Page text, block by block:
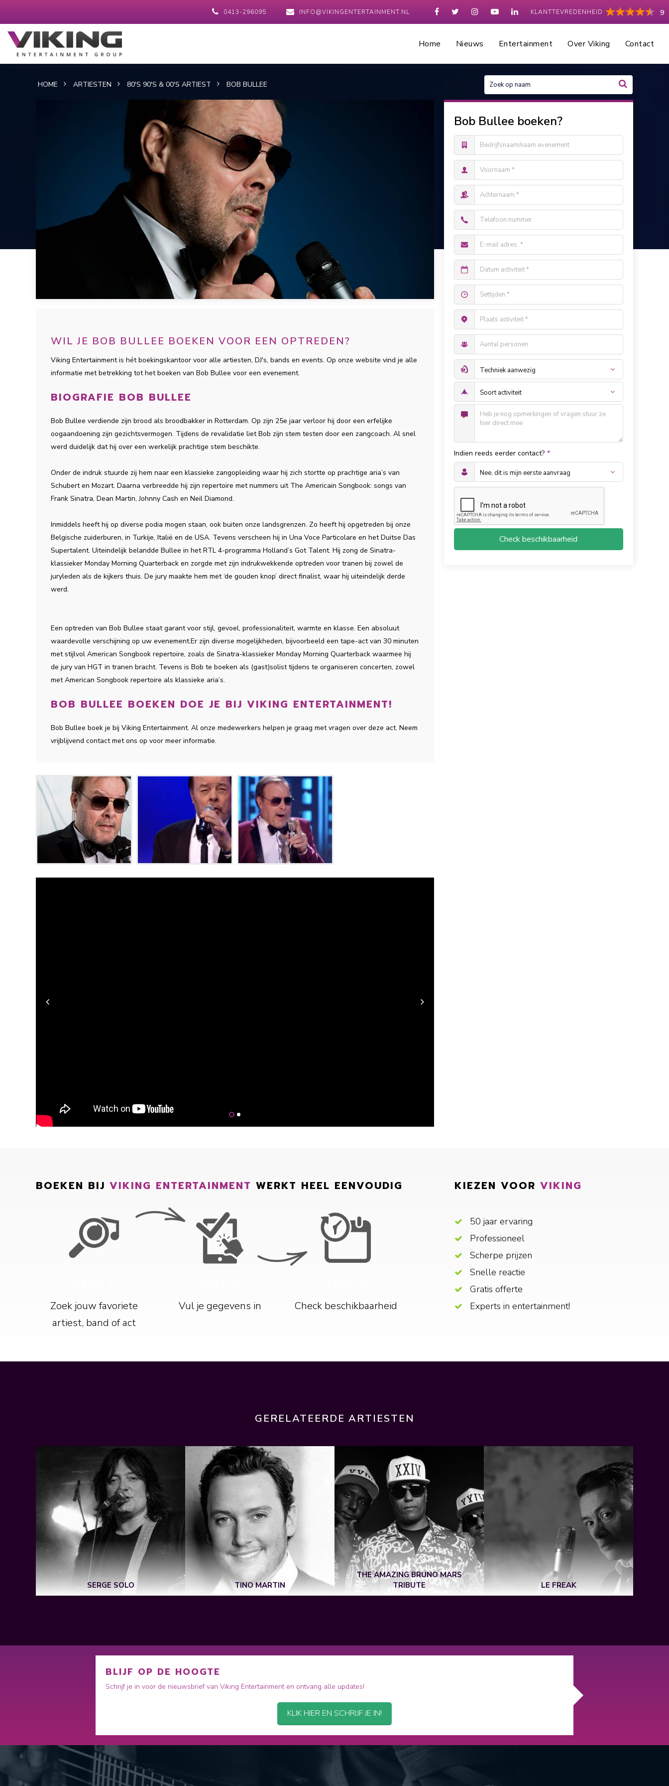
KLANTTEVREDENHEID 9
0413-296095 INFO@VIKINGENTERTAINMENT.NL
Home Nieuws Entertainment Over Viking Contact
HOME ARTIESTEN 80'S 90'S & 00'S ARTIEST BOB BULLEE
WIL JE BOB BULLEE BOEKEN VOOR EEN OPTREDEN?
Viking Entertainment is hét boekingskantoor voor alle artiesten, DJ's, bands en events. Op onze website vind je alle
informatie met betrekking tot het boeken van Bob Bullee voor een evenement.
BIOGRAFIE BOB BULLEE
Bob Bullee verdiende zijn brood als broodbakker in Rotterdam. Op zijn 25e jaar verloor hij door een erfelijke
oogaandoening zijn gezichtsvermogen. Tijdens de revalidatie liet Bob zijn stem testen door een zangcoach. Al snel
werd duidelijk dat hij over een werkelijk prachtige stem beschikte.
Onder de indruk stuurde zij hem naar een klassieke zangopleiding waar hij zich stortte op prachtige aria’s van
Schubert en Mozart. Daarna verbreedde hij zijn repertoire met nummers uit The Americain Songbook: songs van
Frank Sinatra, Dean Martin, Johnny Cash en Neil Diamond.
Inmiddels heeft hij op diverse podia mogen staan, ook buiten onze landsgrenzen. Zo heeft hij opgetreden bij onze
Belgische zuiderburen, in Turkije, Italië en de USA. Tevens verscheen hij in Una Voce Particolare en het Duitse Das
Supertalent. Uiteindelijk belandde Bullee in het RTL 4-programma Holland’s Got Talent. Hij zong de Sinatra-
klassieker Monday Morning Quarterback en zorgde met zijn indrukwekkende optreden voor tranen bij zowel de
juryleden als de kijkers thuis. De jury maakte hem met ‘de gouden knop’ direct finalist, waar hij uiteindelijk derde
werd.
Een optreden van Bob Bullee staat garant voor stijl, gevoel, professionaliteit, warmte en klasse. Een absoluut
waardevolle verschijning op uw evenement.Er zijn diverse mogelijkheden, bijvoorbeeld een tape-act van 30 minuten
met stijlvol American Songbook repertoire, zoals de Sinatra-klassieker Monday Morning Quarterback waarmee hij
de jury van HGT in tranen bracht. Tevens is Bob te boeken als (gast)solist tijdens te organiseren concerten, zowel
met American Songbook repertoire als klassieke aria’s.
BOB BULLEE BOEKEN DOE JE BIJ VIKING ENTERTAINMENT!
Bob Bullee boek je bij Viking Entertainment. Al onze medewerkers helpen je graag met vragen over deze act. Neem
vrijblijvend contact met ons op voor meer informatie.
Bob Bullee boeken?
Indien reeds eerder contact? *
Check beschikbaarheid
BOEKEN BIJ VIKING ENTERTAINMENT WERKT HEEL EENVOUDIG
Zoek jouw favoriete
artiest, band of act
Vul je gegevens in Check beschikbaarheid
KIEZEN VOOR VIKING
50 jaar ervaring
Professioneel
Scherpe prijzen
Snelle reactie
Gratis offerte
Experts in entertainment!
GERELATEERDE ARTIESTEN
SERGE SOLO TINO MARTIN
THE AMAZING BRUNO MARS
TRIBUTE
LE FREAK
BLIJF OP DE HOOGTE
Schrijf je in voor de nieuwsbrief van Viking Entertainment en ontvang alle updates!
KLIK HIER EN SCHRIJF JE IN!